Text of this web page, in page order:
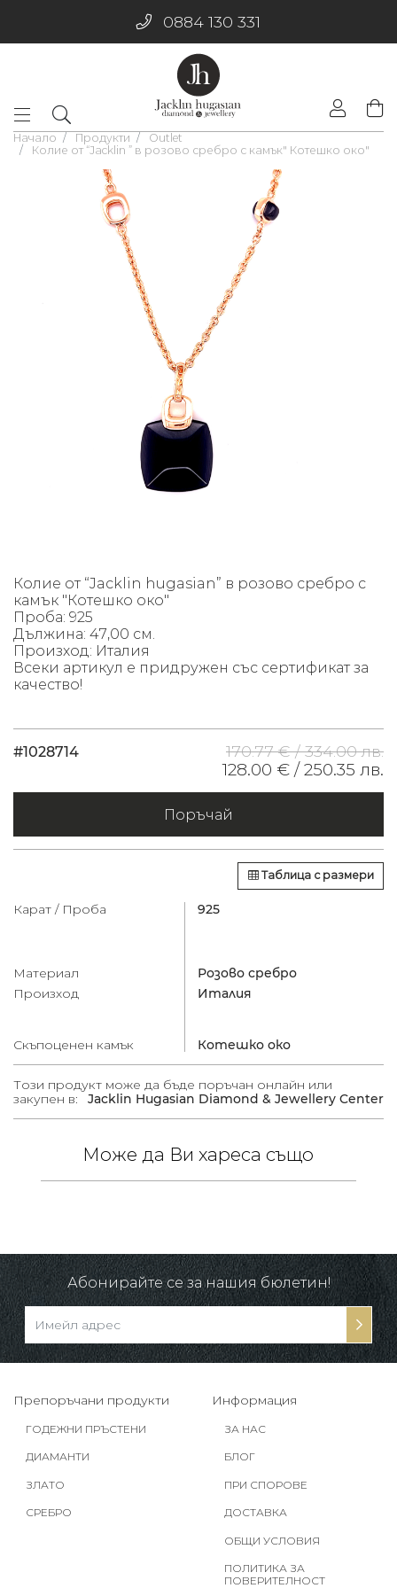
0884 130 331
Начало Продукти
Outlet
Колие от “Jacklin ” в розово сребро с камък" Котешко око"
Колие от “Jacklin hugasian” в розово сребро с
камък "Котешко око"
Проба: 925
Дължина: 47,00 см.
Произход: Италия
Всеки артикул е придружен със сертификат за
качество!
#1028714 170.77 € /334.00 лв.
128.00 € /250.35 лв.
Поръчай
Таблица с размери
Карат / Проба 925
Материал
Розово сребро
Произход
Италия
Скъпоценен камък Котешко око
Този продукт може да бъде поръчан онлайн или
закупен в:
Jacklin Hugasian Diamond & Jewellery Center
Може да Ви хареса също
Абонирайте се за нашия бюлетин!
Препоръчани продукти
ГОДЕЖНИ ПРЪСТЕНИ
ДИАМАНТИ
ЗЛАТО
СРЕБРО
Информация
ЗА НАС
БЛОГ
ПРИ СПОРОВЕ
ДОСТАВКА
ОБЩИ УСЛОВИЯ
ПОЛИТИКА ЗА
ПОВЕРИТЕЛНОСТ